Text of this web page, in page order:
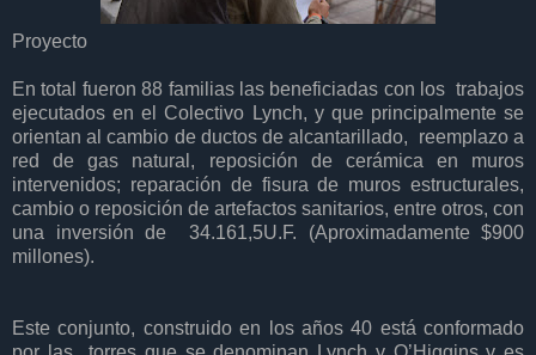
Proyecto
En total fueron 88 familias las beneficiadas con los trabajos
ejecutados en el Colectivo Lynch, y que principalmente se
orientan al cambio de ductos de alcantarillado, reemplazo a
red de gas natural, reposición de cerámica en muros
intervenidos; reparación de fisura de muros estructurales,
cambio o reposición de artefactos sanitarios, entre otros, con
una inversión de 34.161,5U.F. (Aproximadamente $900
millones).
Este conjunto, construido en los años 40 está conformado